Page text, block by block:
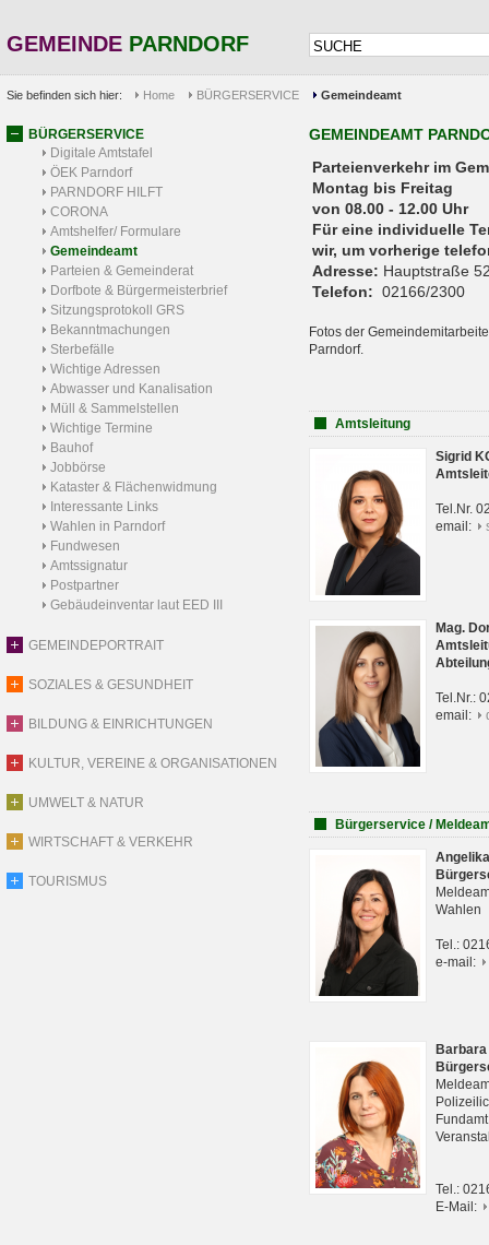
GEMEINDE PARNDORF
Sie befinden sich hier: Home BÜRGERSERVICE Gemeindeamt
BÜRGERSERVICE
Digitale Amtstafel
ÖEK Parndorf
PARNDORF HILFT
CORONA
Amtshelfer/ Formulare
Gemeindeamt
Parteien & Gemeinderat
Dorfbote & Bürgermeisterbrief
Sitzungsprotokoll GRS
Bekanntmachungen
Sterbefälle
Wichtige Adressen
Abwasser und Kanalisation
Müll & Sammelstellen
Wichtige Termine
Bauhof
Jobbörse
Kataster & Flächenwidmung
Interessante Links
Wahlen in Parndorf
Fundwesen
Amtssignatur
Postpartner
Gebäudeinventar laut EED III
GEMEINDEPORTRAIT
SOZIALES & GESUNDHEIT
BILDUNG & EINRICHTUNGEN
KULTUR, VEREINE & ORGANISATIONEN
UMWELT & NATUR
WIRTSCHAFT & VERKEHR
TOURISMUS
GEMEINDEAMT
Parteienverkehr
Montag bis Freitag
von 08.00 - 12.00 Uhr
Für eine individuelle
wir, um vorherige
Adresse: Hauptstraße
Telefon: 02166/2300
Fotos der
Parndorf.
Amtsleitung
Sigrid
Tel.Nr.
email:
Mag.
Tel.Nr.:
email:
Bürgerservice /
Wahlen
Tel.:
e-mail:
Tel.:
E-Mail: